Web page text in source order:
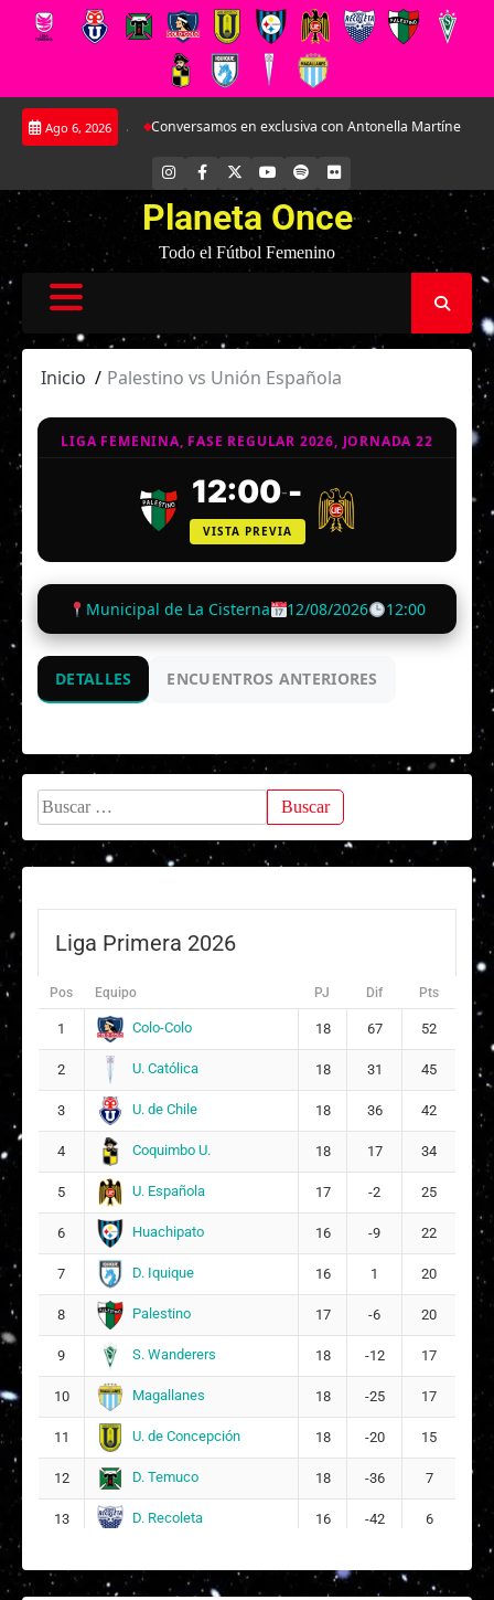
Saltar
Ago 6, 2026
José Sulantay. Conversamos en exclusiva con Antonella Martínez: La joya
INSTAGRAM
FACEBOOK YOUTUBE
SPOTIFYFLICKR
Planeta Once
Todo el Fútbol Femenino
Inicio Palestino vs Unión Española
LIGA FEMENINA, FASE REGULAR 2026, JORNADA 22
12:00--
VISTA PREVIA
Municipal de La Cisterna 12/08/2026 12:00
DETALLES ENCUENTROS ANTERIORES
Buscar:
Liga Primera 2026
Pos Equipo PJ Dif Pts
1 Colo-Colo 18 67 52
2 U. Católica 18 31 45
3 U. de Chile 18 36 42
4 Coquimbo U. 18 17 34
5 U. Española 17 -2 25
6 Huachipato 16 -9 22
7 D. Iquique 16 1 20
8 Palestino 17 -6 20
9 S. Wanderers 18 -12 17
10 Magallanes 18 -25 17
11 U. de Concepción 18 -20 15
12 D. Temuco 18 -36 7
13 D. Recoleta 16 -42 6